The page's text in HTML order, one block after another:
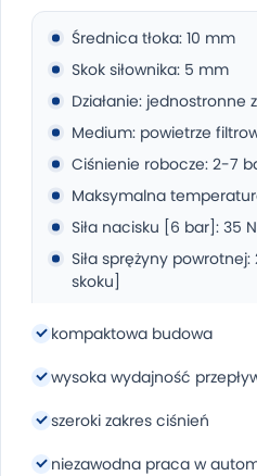
Średnica tłoka: 10 mm
Skok siłownika: 5 mm
Działanie: jednostronne
Medium: powietrze
Ciśnienie robocze: 2-7
Maksymalna
Siła nacisku [6 bar]: 35 N
Siła sprężyny
skoku]
kompaktowa budowa
wysoka wydajność
szeroki zakres ciśnień
niezawodna praca w